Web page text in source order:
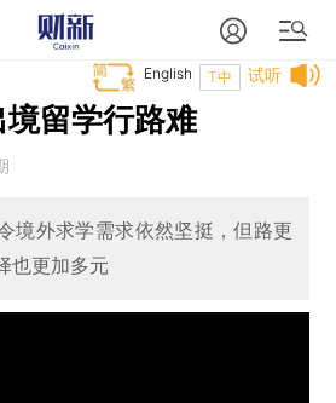
试听
T中
English
留学行路难
境外求学需求依然坚挺，但路更
也更加多元